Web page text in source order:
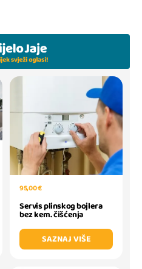
95,00 €
Servis plinskog bojlera
bez kem. čišćenja
SAZNAJ VIŠE